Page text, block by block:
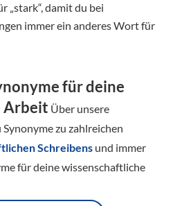
„stark“, damit du bei
immer ein anderes Wort für
für deine
Arbeit Über unsere
zu zahlreichen
Schreibens und immer
für deine wissenschaftliche